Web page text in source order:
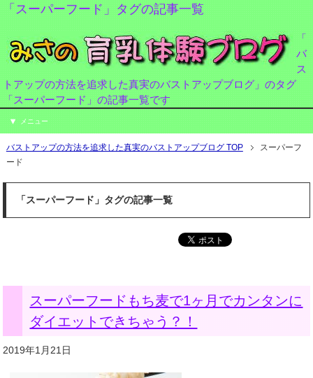
「スーパーフード」タグの記事一覧
「
バ
ス
トアップの方法を追求した真実のバストアップブログ」のタグ
「スーパーフード」の記事一覧です
メニュー
バストアップの方法を追求した真実のバストアップブログ TOP
スーパーフ
ード
「スーパーフード」タグの記事一覧
スーパーフードもち麦で1ヶ月でカンタンに
ダイエットできちゃう？！
2019年1月21日